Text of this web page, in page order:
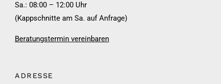
Sa.: 08:00 – 12:00 Uhr
(Kappschnitte am Sa. auf Anfrage)
Beratungstermin vereinbaren
ADRESSE